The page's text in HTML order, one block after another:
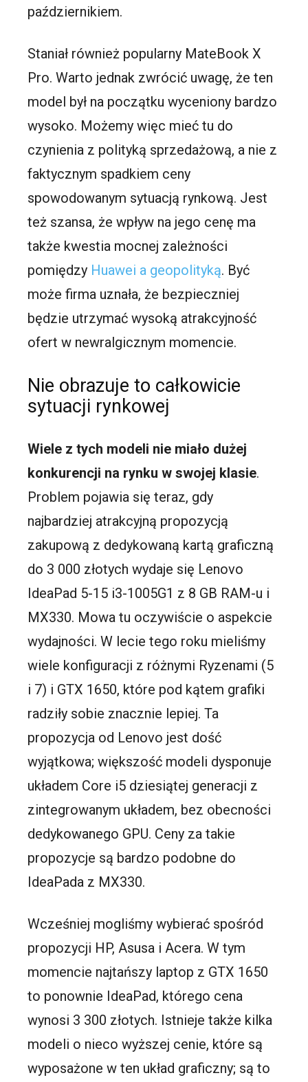
październikiem.
Staniał również popularny MateBook X
Pro. Warto jednak zwrócić uwagę, że ten
model był na początku wyceniony bardzo
wysoko. Możemy więc mieć tu do
czynienia z polityką sprzedażową, a nie z
faktycznym spadkiem ceny
spowodowanym sytuacją rynkową. Jest
też szansa, że wpływ na jego cenę ma
także kwestia mocnej zależności
pomiędzy Huawei a geopolityką. Być
może firma uznała, że bezpieczniej
będzie utrzymać wysoką atrakcyjność
ofert w newralgicznym momencie.
Nie obrazuje to całkowicie
sytuacji rynkowej
Wiele z tych modeli nie miało dużej
konkurencji na rynku w swojej klasie.
Problem pojawia się teraz, gdy
najbardziej atrakcyjną propozycją
zakupową z dedykowaną kartą graficzną
do 3 000 złotych wydaje się Lenovo
IdeaPad 5-15 i3-1005G1 z 8 GB RAM-u i
MX330. Mowa tu oczywiście o aspekcie
wydajności. W lecie tego roku mieliśmy
wiele konfiguracji z różnymi Ryzenami (5
i 7) i GTX 1650, które pod kątem grafiki
radziły sobie znacznie lepiej. Ta
propozycja od Lenovo jest dość
wyjątkowa; większość modeli dysponuje
układem Core i5 dziesiątej generacji z
zintegrowanym układem, bez obecności
dedykowanego GPU. Ceny za takie
propozycje są bardzo podobne do
IdeaPada z MX330.
Wcześniej mogliśmy wybierać spośród
propozycji HP, Asusa i Acera. W tym
momencie najtańszy laptop z GTX 1650
to ponownie IdeaPad, którego cena
wynosi 3 300 złotych. Istnieje także kilka
modeli o nieco wyższej cenie, które są
wyposażone w ten układ graficzny; są to